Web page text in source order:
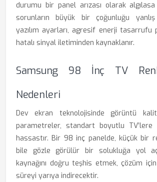
durumu bir panel arızası olarak
sorunların büyük bir çoğunluğu yanlış
yazılım ayarları, agresif enerji tasarrufu
hatalı sinyal iletiminden kaynaklanır.
Samsung 98 İnç TV
Nedenleri
Dev ekran teknolojisinde görüntü
parametreler, standart boyutlu TV’lere
hassastır. Bir 98 inç panelde, küçük bir
bile gözle görülür bir solukluğa yol
kaynağını doğru teşhis etmek, çözüm için
süreyi yarıya indirecektir.